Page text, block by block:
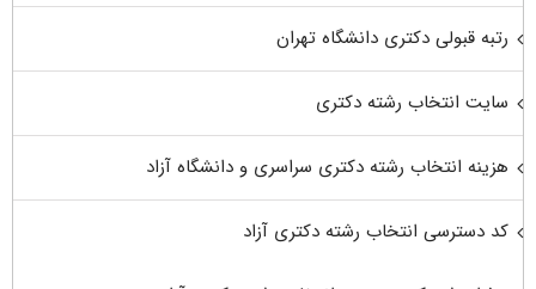
رتبه قبولی دکتری دانشگاه تهران
سایت انتخاب رشته دکتری
هزینه انتخاب رشته دکتری سراسری و دانشگاه آزاد
کد دسترسی انتخاب رشته دکتری آزاد